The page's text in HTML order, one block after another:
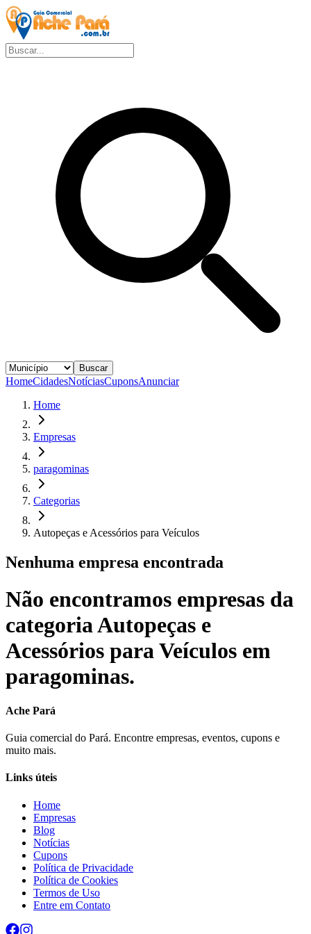
Buscar
HomeCidadesNotíciasCuponsAnunciar
Home
Empresas
paragominas
Categorias
Autopeças e Acessórios para Veículos
Nenhuma empresa encontrada
Não encontramos empresas da
categoriaAutopeças e
Acessórios para Veículos em
paragominas.
Ache Pará
Guia comercial do Pará. Encontre empresas, eventos, cupons e
muito mais.
Links úteis
Home
Empresas
Blog
Notícias
Cupons
Política de Privacidade
Política de Cookies
Termos de Uso
Entre em Contato